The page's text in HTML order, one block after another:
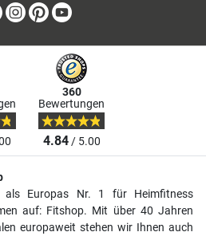
Facebook
Instagram
Pinterest
360
Bewertungen
4.84/ 5.00
Europas Nr. 1 für Heimfitness
auf: Fitshop. Mit über 40 Jahren
europaweit stehen wir Ihnen auch